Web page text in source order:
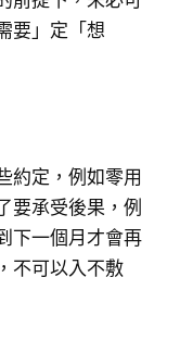
要」定「想
約定，例如零用
要承受後果，例
下一個月才會再
不可以入不敷